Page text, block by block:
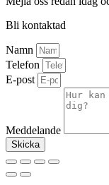
Bli kontaktad
Namn
Telefon
E-post
Meddelande
Skicka